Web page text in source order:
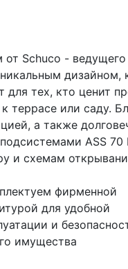
Schuco -
дизайном,
тех, кто ценит
или саду.
а также
ASS 70
и схемам
фирменной
для удобной
и
имущества